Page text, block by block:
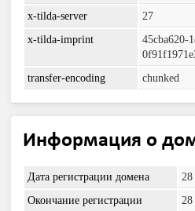
x-tilda-server
27
x-tilda-imprint
45cba620-
transfer-encoding
chunked
Информация о
Дата регистрации домена
Окончание регистрации